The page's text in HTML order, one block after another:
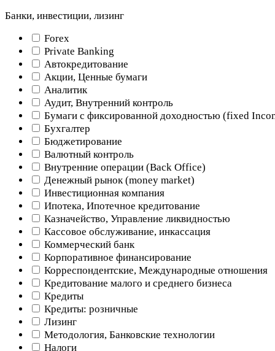
Банки, инвестиции, лизинг
Forex
Private Banking
Автокредитование
Акции, Ценные бумаги
Аналитик
Аудит, Внутренний контроль
Бумаги с фиксированной доходностью (fixed
Бухгалтер
Бюджетирование
Валютный контроль
Внутренние операции (Back Office)
Денежный рынок (money market)
Инвестиционная компания
Ипотека, Ипотечное кредитование
Казначейство, Управление ликвидностью
Кассовое обслуживание, инкассация
Коммерческий банк
Корпоративное финансирование
Корреспондентские, Международные отношения
Кредитование малого и среднего бизнеса
Кредиты
Кредиты: розничные
Лизинг
Методология, Банковские технологии
Налоги